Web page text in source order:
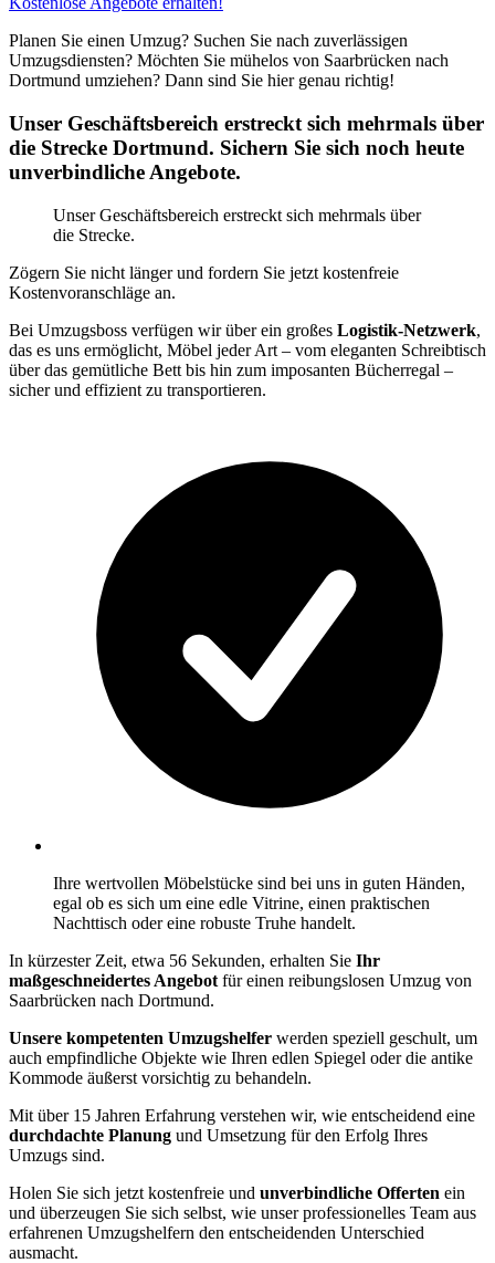
Planen Sie einen Umzug? Suchen Sie nach zuverlässigen
Umzugsdiensten? Möchten Sie mühelos von Saarbrücken nach
Dortmund umziehen? Dann sind Sie hier genau richtig!
Unser Geschäftsbereich erstreckt sich mehrmals über
die Strecke Dortmund. Sichern Sie sich noch heute
unverbindliche Angebote.
Unser Geschäftsbereich erstreckt sich mehrmals über
die Strecke.
Zögern Sie nicht länger und fordern Sie jetzt kostenfreie
Kostenvoranschläge an.
Bei Umzugsboss verfügen wir über ein großes Logistik-Netzwerk,
das es uns ermöglicht, Möbel jeder Art – vom eleganten Schreibtisch
über das gemütliche Bett bis hin zum imposanten Bücherregal –
sicher und effizient zu transportieren.
Ihre wertvollen Möbelstücke sind bei uns in guten Händen,
egal ob es sich um eine edle Vitrine, einen praktischen
Nachttisch oder eine robuste Truhe handelt.
In kürzester Zeit, etwa 56 Sekunden, erhalten Sie Ihr
maßgeschneidertes Angebot für einen reibungslosen Umzug von
Saarbrücken nach Dortmund.
Unsere kompetenten Umzugshelfer werden speziell geschult, um
auch empfindliche Objekte wie Ihren edlen Spiegel oder die antike
Kommode äußerst vorsichtig zu behandeln.
Mit über 15 Jahren Erfahrung verstehen wir, wie entscheidend eine
durchdachte Planung und Umsetzung für den Erfolg Ihres
Umzugs sind.
Holen Sie sich jetzt kostenfreie und unverbindliche Offerten ein
und überzeugen Sie sich selbst, wie unser professionelles Team aus
erfahrenen Umzugshelfern den entscheidenden Unterschied
ausmacht.